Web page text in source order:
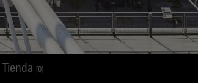
Tienda [0]